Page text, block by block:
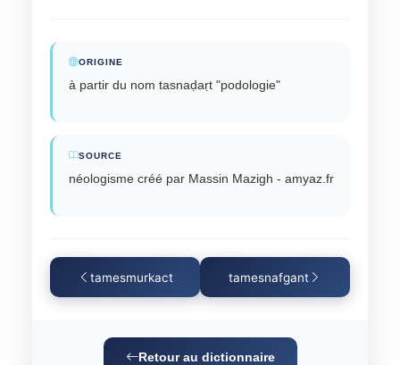
ORIGINE
à partir du nom tasnaḍaṛt "podologie"
SOURCE
néologisme créé par Massin Mazigh - amyaz.fr
tamesmurkact tamesnafgant
Retour au dictionnaire